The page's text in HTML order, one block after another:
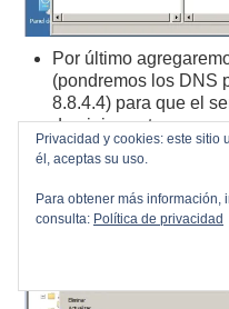
Por último
(pondremos los DNS
8.8.4.4) para que el
dominios externos,
Privacidad y cookies: este sitio
él, aceptas su uso.
Para obtener más
consulta: Política de privacidad